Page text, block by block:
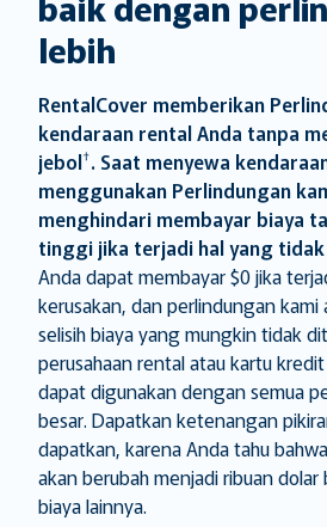
lebih
RentalCover memberikan
kendaraan rental Anda tanpa
jebol†. Saat menyewa
menggunakan Perlindungan
menghindari membayar biaya
tinggi jika terjadi hal yang
Anda dapat membayar $0 jika
kerusakan, dan perlindungan kami
selisih biaya yang mungkin tidak
perusahaan rental atau kartu
dapat digunakan dengan semua
besar. Dapatkan ketenangan
dapatkan, karena Anda tahu
akan berubah menjadi ribuan
biaya lainnya.